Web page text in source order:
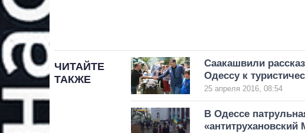
ЧИТАЙТЕ
ТАКЖЕ
Саакашвили
Одессу к
25 апреля 2016, 08:54
В Одессе
«антитрухановский